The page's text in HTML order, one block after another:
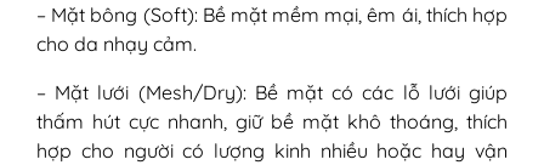
– Mặt bông (Soft): Bề mặt mềm mại, êm ái, thích hợp
cho da nhạy cảm.
– Mặt lưới (Mesh/Dry): Bề mặt có các lỗ lưới giúp
thấm hút cực nhanh, giữ bề mặt khô thoáng, thích
hợp cho người có lượng kinh nhiều hoặc hay vận